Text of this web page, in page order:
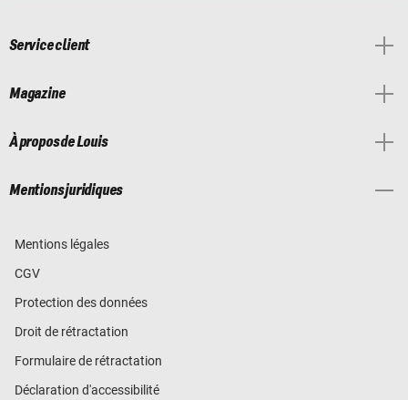
Service client
Magazine
À propos de Louis
Mentions juridiques
Mentions légales
CGV
Protection des données
Droit de rétractation
Formulaire de rétractation
Déclaration d'accessibilité